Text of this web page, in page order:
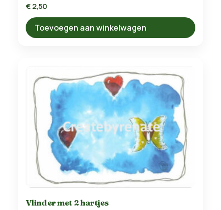
€2,50
Toevoegen aan winkelwagen
Vlinder met 2 hartjes